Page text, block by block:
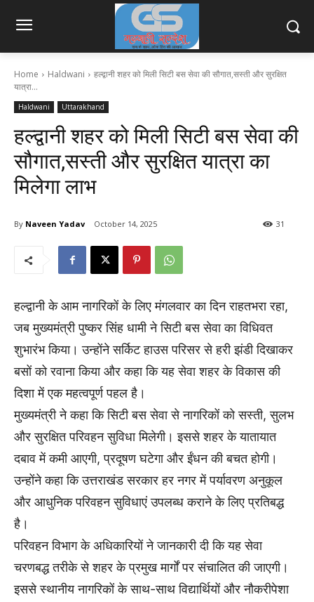
Home Haldwani
हल्द्वानी शहर को मिली सिटी बस सेवा की सौगात,सस्ती और सुरक्षित
यात्रा...
Haldwani Uttarakhand
हल्द्वानी शहर को मिली सिटी बस सेवा की
सौगात,सस्ती और सुरक्षित यात्रा का
मिलेगा लाभ
By Naveen Yadav October 14, 2025 31
हल्द्वानी के आम नागरिकों के लिए मंगलवार का दिन राहतभरा रहा,
जब मुख्यमंत्री पुष्कर सिंह धामी ने सिटी बस सेवा का विधिवत
शुभारंभ किया। उन्होंने सर्किट हाउस परिसर से हरी झंडी दिखाकर
बसों को रवाना किया और कहा कि यह सेवा शहर के विकास की
दिशा में एक महत्वपूर्ण पहल है।
मुख्यमंत्री ने कहा कि सिटी बस सेवा से नागरिकों को सस्ती, सुलभ
और सुरक्षित परिवहन सुविधा मिलेगी। इससे शहर के यातायात
दबाव में कमी आएगी, प्रदूषण घटेगा और ईंधन की बचत होगी।
उन्होंने कहा कि उत्तराखंड सरकार हर नगर में पर्यावरण अनुकूल
और आधुनिक परिवहन सुविधाएं उपलब्ध कराने के लिए प्रतिबद्ध
है।
परिवहन विभाग के अधिकारियों ने जानकारी दी कि यह सेवा
चरणबद्ध तरीके से शहर के प्रमुख मार्गों पर संचालित की जाएगी।
इससे स्थानीय नागरिकों के साथ-साथ विद्यार्थियों और नौकरीपेशा